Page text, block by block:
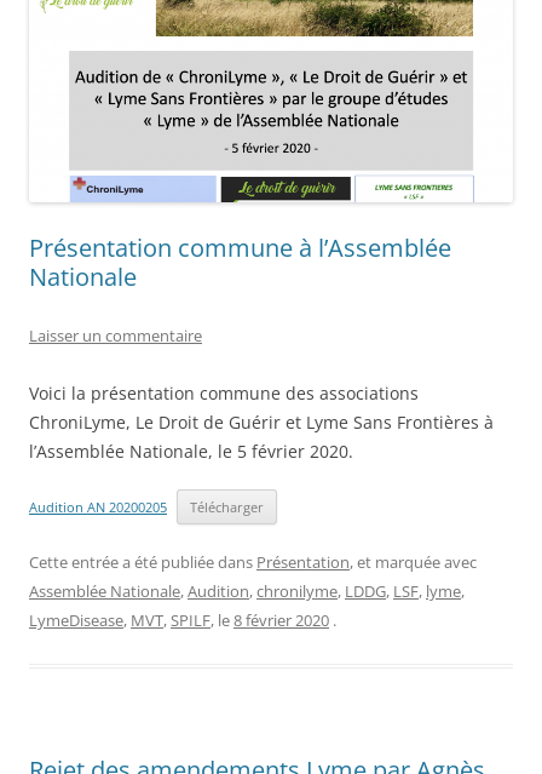
Présentation commune à l’Assemblée
Nationale
Laisser un commentaire
Voici la présentation commune des associations
ChroniLyme, Le Droit de Guérir et Lyme Sans Frontières à
l’Assemblée Nationale, le 5 février 2020.
Audition AN 20200205 Télécharger
Cette entrée a été publiée dans Présentation, et marquée avec
Assemblée Nationale,Audition,chronilyme, LDDG, LSF, lyme,
LymeDisease, MVT,SPILF, le8 février 2020 .